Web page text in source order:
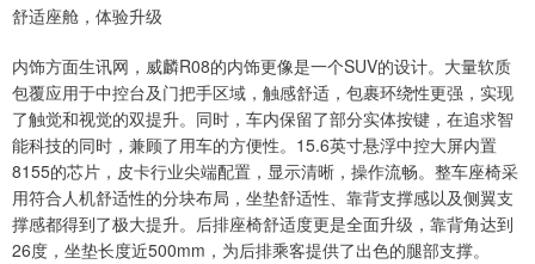
舒适座舱，体验升级
内饰方面生讯网，威麟R08的内饰更像是一个SUV的设计。大量软质
包覆应用于中控台及门把手区域，触感舒适，包裹环绕性更强，实现
了触觉和视觉的双提升。同时，车内保留了部分实体按键，在追求智
能科技的同时，兼顾了用车的方便性。15.6英寸悬浮中控大屏内置
8155的芯片，皮卡行业尖端配置，显示清晰，操作流畅。整车座椅采
用符合人机舒适性的分块布局，坐垫舒适性、靠背支撑感以及侧翼支
撑感都得到了极大提升。后排座椅舒适度更是全面升级，靠背角达到
26度，坐垫长度近500mm，为后排乘客提供了出色的腿部支撑。